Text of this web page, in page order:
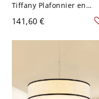
Tiffany Plafonnier en
Forme de Bol en Verre
Multicolore - Jaune 110 V-
120 V 40,64 cm
141,60 €